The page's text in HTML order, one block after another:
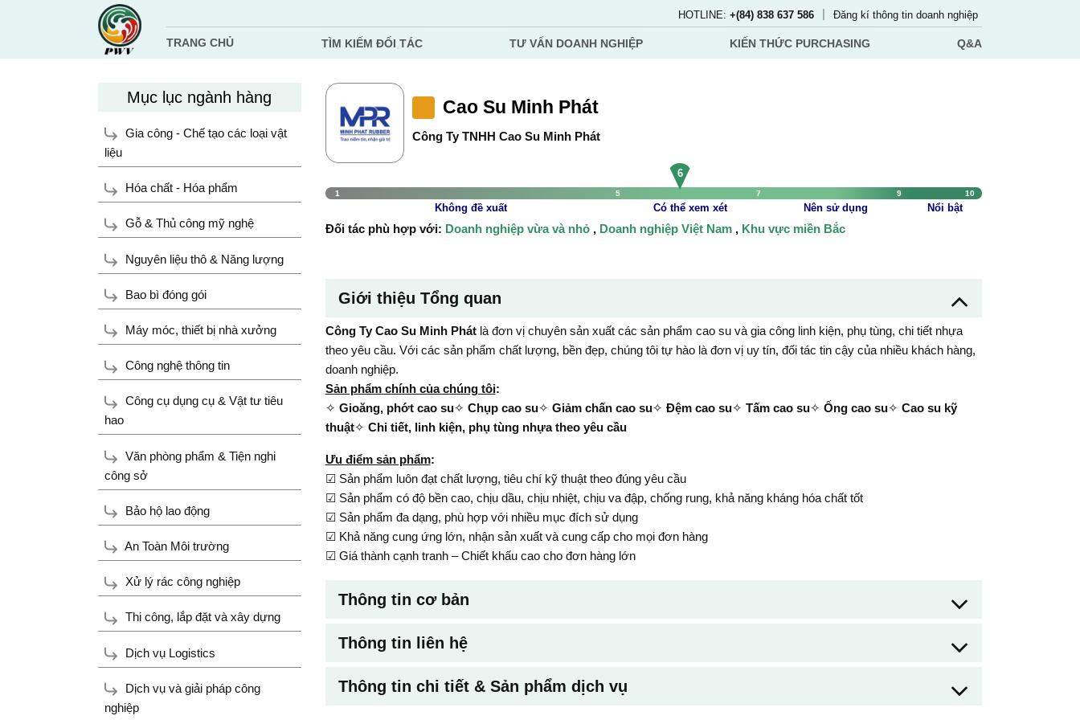
TRANG CHỦ TÌM KIẾM ĐỐI TÁC TƯ VẤN DOANH NGHIỆP KIẾN THỨC PURCHASING Q&A
HOTLINE: +(84) 838 637 586 | Đăng kí thông tin doanh nghiệp
Mục lục ngành hàng
Gia công - Chế tạo các loại vật
liệu
Hóa chất - Hóa phẩm
Gỗ & Thủ công mỹ nghệ
Nguyên liệu thô & Năng lượng
Bao bì đóng gói
Máy móc, thiết bị nhà xưởng
Công nghệ thông tin
Công cụ dụng cụ & Vật tư tiêu
hao
Văn phòng phẩm & Tiện nghi
công sở
Bảo hộ lao động
An Toàn Môi trường
Xử lý rác công nghiệp
Thi công, lắp đặt và xây dựng
Dịch vụ Logistics
Dịch vụ và giải pháp công
nghiệp
Cao Su Minh Phát
Công Ty TNHH Cao Su Minh Phát
1 5 7 9 10
Không đề xuất Có thể xem xét Nên sử dụng Nổi bật
6
Đối tác phù hợp với: Doanh nghiệp vừa và nhỏ , Doanh nghiệp Việt Nam , Khu vực miền Bắc
Giới thiệu Tổng quan
Công Ty Cao Su Minh Phátlà đơn vị chuyên sản xuất các sản phẩm cao su và gia công linh kiện, phụ tùng, chi tiết nhựa
theo yêu cầu. Với các sản phẩm chất lượng, bền đẹp, chúng tôi tự hào là đơn vị uy tín, đối tác tin cậy của nhiều khách hàng,
doanh nghiệp.
Sản phẩm chính của chúng tôi:
✧ Gioăng, phớt cao su✧ Chụp cao su✧ Giảm chấn cao su✧ Đệm cao su✧ Tấm cao su✧ Ống cao su✧ Cao su kỹ
thuật✧ Chi tiết, linh kiện, phụ tùng nhựa theo yêu cầu
Ưu điểm sản phẩm:
☑ Sản phẩm luôn đạt chất lượng, tiêu chí kỹ thuật theo đúng yêu cầu
☑ Sản phẩm có độ bền cao, chịu dầu, chịu nhiệt, chịu va đập, chống rung, khả năng kháng hóa chất tốt
☑ Sản phẩm đa dạng, phù hợp với nhiều mục đích sử dụng
☑ Khả năng cung ứng lớn, nhận sản xuất và cung cấp cho mọi đơn hàng
☑ Giá thành cạnh tranh – Chiết khấu cao cho đơn hàng lớn
Thông tin cơ bản
Thông tin liên hệ
Thông tin chi tiết & Sản phẩm dịch vụ